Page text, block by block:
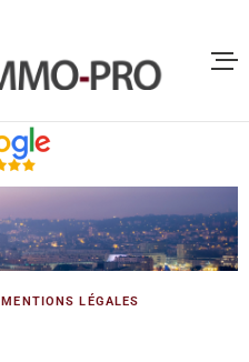
ACHETER
LOUER
MENTIONS LÉGALES